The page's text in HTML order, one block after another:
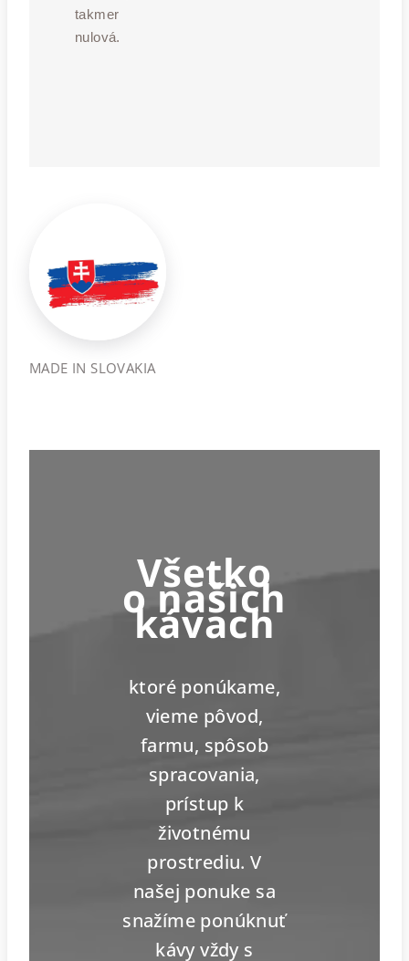
takmer
nulová.
MADE IN SLOVAKIA
Všetko
o našich
kávach
ktoré ponúkame,
vieme pôvod,
farmu, spôsob
spracovania,
prístup k
životnému
prostrediu. V
našej ponuke sa
snažíme ponúknuť
kávy vždy s